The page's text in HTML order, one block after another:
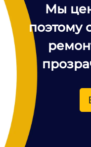
Мы
поэтому